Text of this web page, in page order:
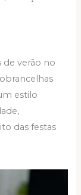
de verão no
estilo
das festas